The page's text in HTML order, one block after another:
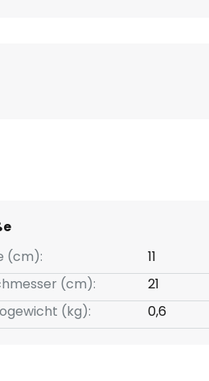
(cm):
11
(cm):
21
(kg):
0,6